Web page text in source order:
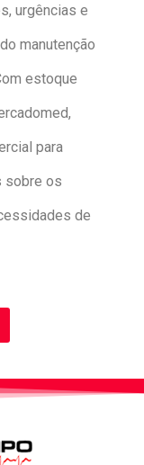
urgências e
manutenção
estoque
para
sobre os
de